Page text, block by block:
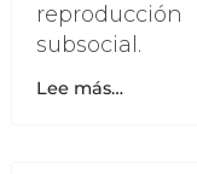
subsocial.
Lee más…